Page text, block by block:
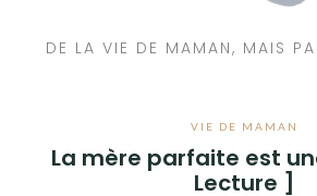
DE LA VIE DE MAMAN, MAIS
VIE DE MAMAN
La mère parfaite est
Lecture ]